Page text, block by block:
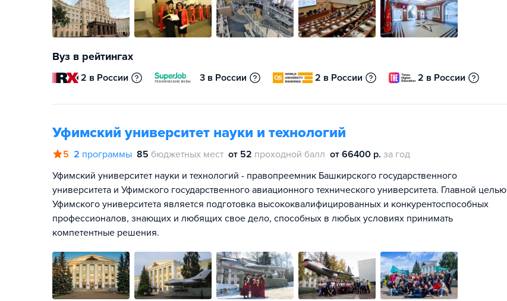
Вуз в рейтингах
2 в России 3 в России 2 в России 2 в России
Уфимский университет науки и технологий
5 2 программы 85 бюджетных мест от 52 проходной балл от 66400 р. за год
Уфимский университет науки и технологий - правопреемник Башкирского государственного
университета и Уфимского государственного авиационного технического университета. Главной целью
Уфимского университета является подготовка высококвалифицированных и конкурентоспособных
профессионалов, знающих и любящих свое дело, способных в любых условиях принимать
компетентные решения.